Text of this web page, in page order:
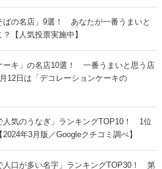
ばの名店」9選！ あなたが一番うまいと
【人気投票実施中】
ーキ」の名店10選！ 一番うまいと思う店
12日は「デコレーションケーキの
人気のうなぎ」ランキングTOP10！ 1位
年3月版／Googleクチコミ調べ】
人口が多い名字」ランキングTOP30！ 第